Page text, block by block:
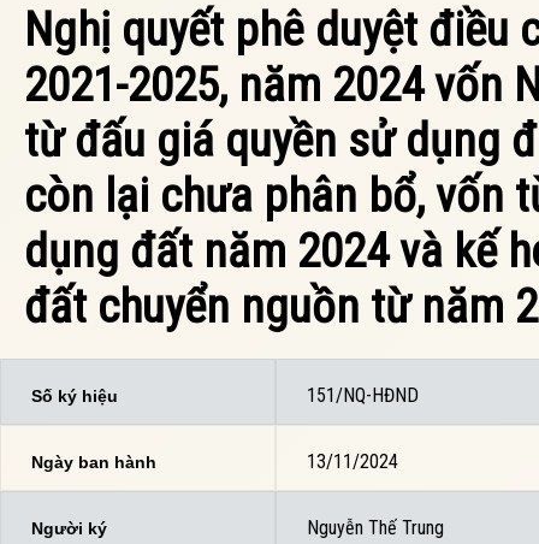
Nghị quyết phê duyệt điều
2021-2025, năm 2024 vốn
từ đấu giá quyền sử dụng
còn lại chưa phân bổ, vốn
dụng đất năm 2024 và kế
đất chuyển nguồn từ năm
Số ký hiệu 151/NQ-HĐND
Ngày ban hành 13/11/2024
Người ký Nguyễn Thế Trung